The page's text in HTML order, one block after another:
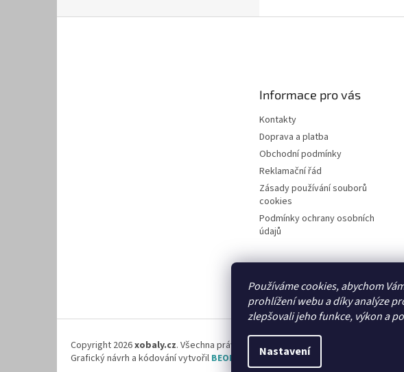
Používáme cookies, abychom
prohlížení webu a díky analýze
zlepšovali jeho funkce, výkon a
Nastavení
Informace pro vás
Kontakty
Doprava a platba
Obchodní podmínky
Reklamační řád
Zásady používání souborů
cookies
Podmínky ochrany osobních
údajů
Copyright 2026xobaly.cz. Všechna práva vyhrazena.
Grafický návrh a kódování vytvořil BEOM.cz